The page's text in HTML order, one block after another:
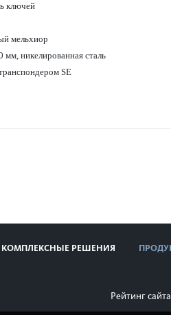
ключей
мельхиор
никелированная сталь
SE
КОМПЛЕКСНЫЕ РЕШЕНИЯ
Рейтинг